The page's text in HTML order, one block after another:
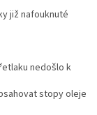
již nafouknuté
nedošlo k
stopy oleje